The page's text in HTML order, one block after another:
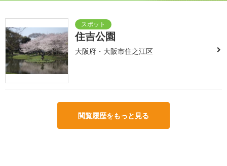
住吉公園
大阪府・大阪市住之江区
閲覧履歴をもっと見る